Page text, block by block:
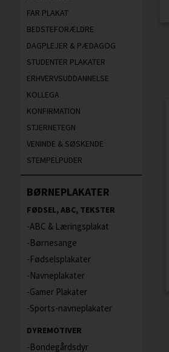
FAR PLAKAT
BEDSTEFORÆLDRE
DAGPLEJER & PÆDAGOG
STUDENTER PLAKATER
ERHVERVSUDDANNELSE
KOLLEGA
KONFIRMATION
STJERNETEGN
VENINDE & SØSKENDE
STEMPELPUDER
BØRNEPLAKATER
FØDSEL, ABC, TEKSTER
ABC & Læringsplakat
Børnesange
Fødselsplakater
Navneplakater
Gamer Plakater
Sports-navneplakater
DYREMOTIVER
Bondegårdsdyr